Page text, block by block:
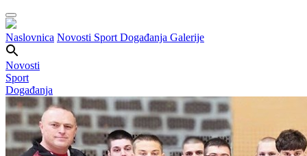
Naslovnica Novosti Sport Događanja Galerije
Novosti
Sport
Događanja